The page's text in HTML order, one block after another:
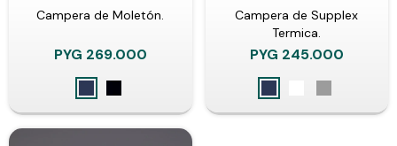
Campera de Moletón.
PYG 269.000
Campera de Supplex
Termica.
PYG 245.000